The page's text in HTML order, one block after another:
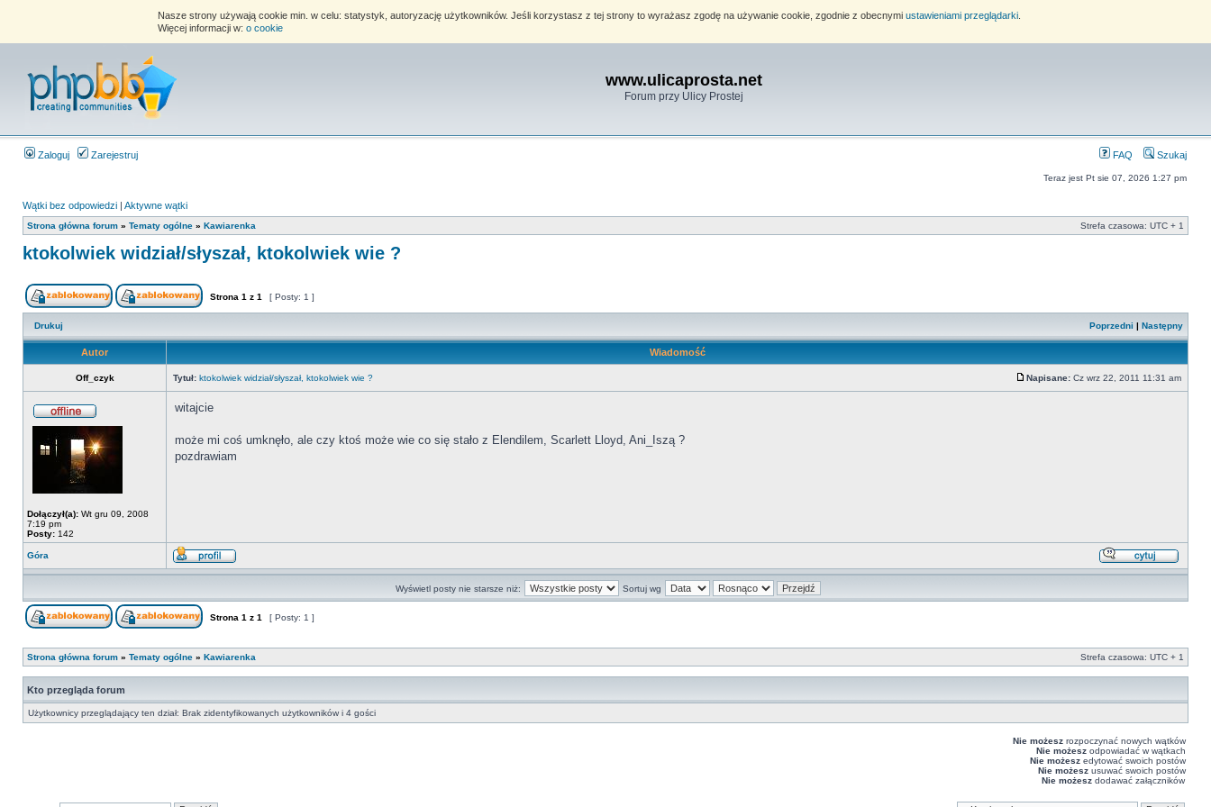
Nasze strony używają cookie min. w celu: statystyk, autoryzację użytkowników. Jeśli korzystasz z tej strony to wyrażasz zgodę na używanie cookie, zgodnie z obecnymi ustawieniami przeglądarki.
Więcej informacji w: o cookie
www.ulicaprosta.net
Forum przy Ulicy Prostej
Zaloguj Zarejestruj FAQ Szukaj
Teraz jest Pt sie 07, 2026 1:27 pm
Wątki bez odpowiedzi | Aktywne wątki
Strona główna forum » Tematy ogólne » Kawiarenka Strefa czasowa: UTC + 1
ktokolwiek widział/słyszał, ktokolwiek wie ?
Strona 1 z 1 [ Posty: 1 ]
Drukuj Poprzedni | Następny
Autor Wiadomość
Off_czyk Tytuł: ktokolwiek widział/słyszał, ktokolwiek wie ? Napisane: Cz wrz 22, 2011 11:31 am
Dołączył(a): Wt gru 09, 2008
7:19 pm
Posty: 142
witajcie
może mi coś umknęło, ale czy ktoś może wie co się stało z Elendilem, Scarlett Lloyd, Ani_Iszą ?
pozdrawiam
Góra
Wyświetl posty nie starsze niż: Sortuj wg
Strona 1 z 1 [ Posty: 1 ]
Strona główna forum » Tematy ogólne » Kawiarenka Strefa czasowa: UTC + 1
Kto przegląda forum
Użytkownicy przeglądający ten dział: Brak zidentyfikowanych użytkowników i 4 gości
Nie możesz rozpoczynać nowych wątków
Nie możesz odpowiadać w wątkach
Nie możesz edytować swoich postów
Nie możesz usuwać swoich postów
Nie możesz dodawać załączników